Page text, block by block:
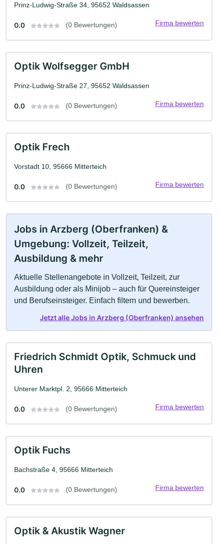
Prinz-Ludwig-Straße 34, 95652 Waldsassen
0.0 (0 Bewertungen) Firma bewerten
Optik Wolfsegger GmbH
Prinz-Ludwig-Straße 27, 95652 Waldsassen
0.0 (0 Bewertungen) Firma bewerten
Optik Frech
Vorstadt 10, 95666 Mitterteich
0.0 (0 Bewertungen) Firma bewerten
Jobs in Arzberg (Oberfranken) &
Umgebung: Vollzeit, Teilzeit,
Ausbildung & mehr
Aktuelle Stellenangebote in Vollzeit, Teilzeit, zur
Ausbildung oder als Minijob – auch für Quereinsteiger
und Berufseinsteiger. Einfach filtern und bewerben.
Jetzt alle Jobs in Arzberg (Oberfranken) ansehen
Friedrich Schmidt Optik, Schmuck und
Uhren
Unterer Marktpl. 2, 95666 Mitterteich
0.0 (0 Bewertungen) Firma bewerten
Optik Fuchs
Bachstraße 4, 95666 Mitterteich
0.0 (0 Bewertungen) Firma bewerten
Optik & Akustik Wagner